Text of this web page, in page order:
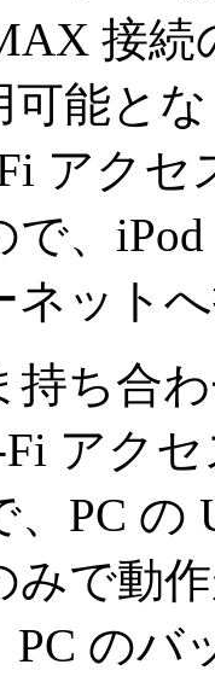
接続
能と
アクセ
、
ネット
持ち合
アク
PC の
みで動
PC のバ